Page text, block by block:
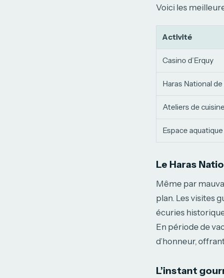
Voici les
Activité
Casino d’Erquy
Haras National
Ateliers de
Espace
Le Haras
Même par
plan. Les visites
écuries
En période de
d’honneur,
L’instant